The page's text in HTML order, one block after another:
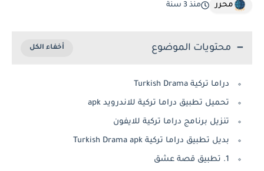
محرر منذ 3 سنة
محتويات الموضوع
دراما تركية Turkish Drama
تحميل تطبيق دراما تركية للاندرويد apk
تنزيل برنامج دراما تركية للايفون
بديل تطبيق دراما تركية Turkish Drama apk
1. تطبيق قصة عشق